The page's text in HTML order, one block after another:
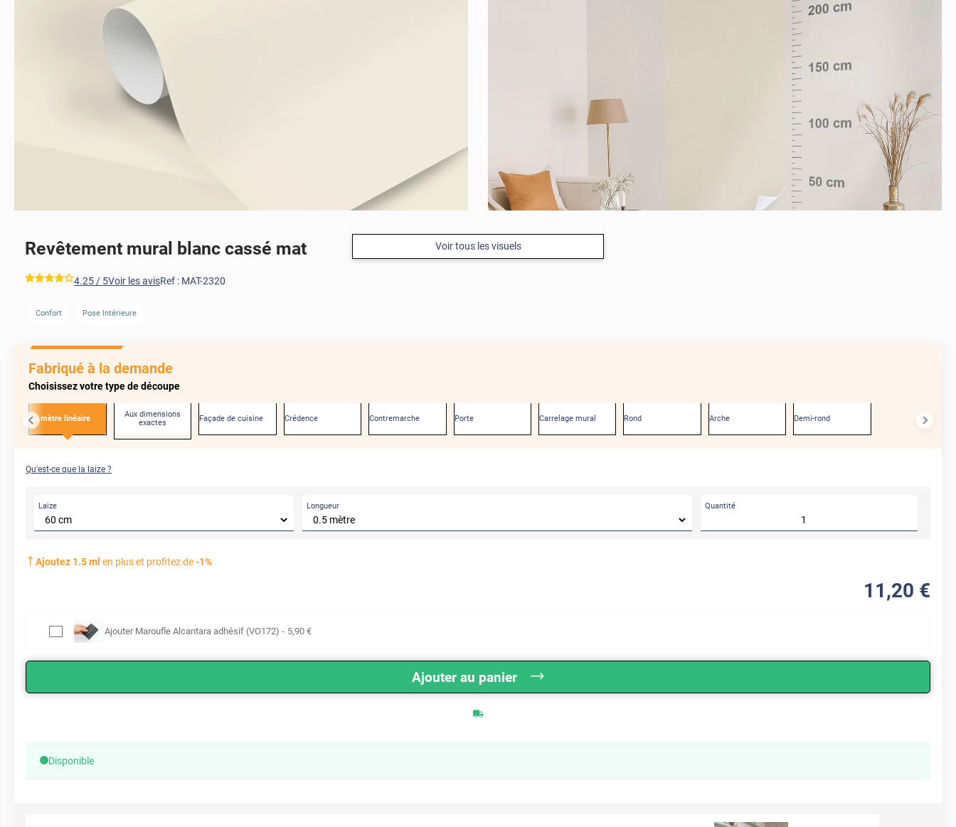
Voir tous les visuels
Revêtement mural blanc cassé mat
*****
4.25 / 5Voir les avisRef : MAT-2320
Confort Pose Intérieure
Fabriqué à la demande
Choisissez votre type de découpe
Au mètre linéaire
Aux dimensions
exactes
Façade de cuisine Crédence Contremarche Porte Carrelage mural Rond Arche Demi-rond
Qu'est-ce que la laize ?
Laize Longueur Quantité
Ajoutez 1.5ml en plus et profitez de-1%
11 ,20 €
Ajouter Maroufle Alcantara adhésif (VO172) - 5,90 €
Ajouter au panier
Disponible